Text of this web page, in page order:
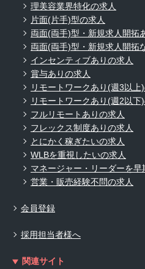
理美容業界特化の求人
片面(片手)型の求人
両面(両手)型・新規求人開拓
両面(両手)型・新規求人開拓
インセンティブありの求人
賞与ありの求人
リモートワークあり(週3以上
リモートワークあり(週2以下
フルリモートありの求人
フレックス制度ありの求人
とにかく稼ぎたいの求人
WLBを重視したいの求人
マネージャー・リーダーを早
営業・販売経験不問の求人
会員登録
採用担当者様へ
関連サイト